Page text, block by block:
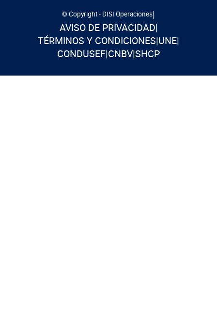
© Copyright - DISI Operaciones|
AVISO DE PRIVACIDAD|
TÉRMINOS Y CONDICIONES|UNE|
CONDUSEF|CNBV|SHCP